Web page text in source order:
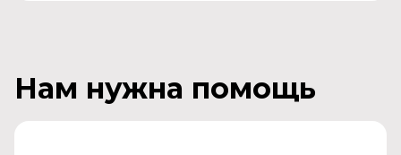
Нам нужна помощь